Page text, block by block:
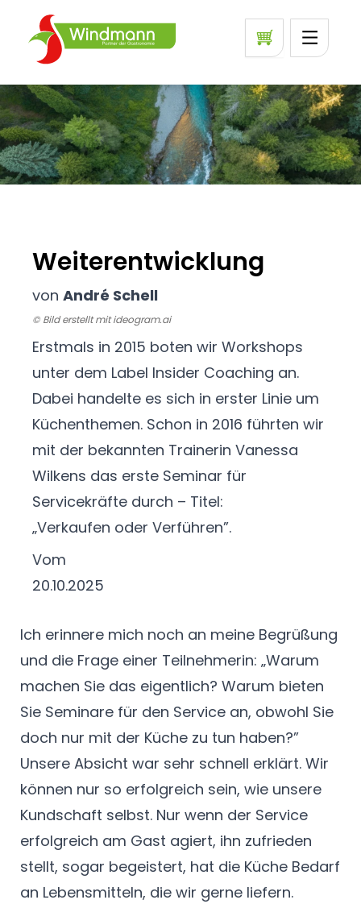
Weiterentwicklung
von André Schell
© Bild erstellt mit ideogram.ai
Erstmals in 2015 boten wir Workshops
unter dem Label Insider Coaching an.
Dabei handelte es sich in erster Linie um
Küchenthemen. Schon in 2016 führten wir
mit der bekannten Trainerin Vanessa
Wilkens das erste Seminar für
Servicekräfte durch – Titel:
„Verkaufen oder Verführen”.
Vom
20.10.2025
Ich erinnere mich noch an meine Begrüßung
und die Frage einer Teilnehmerin: „Warum
machen Sie das eigentlich? Warum bieten
Sie Seminare für den Service an, obwohl Sie
doch nur mit der Küche zu tun haben?”
Unsere Absicht war sehr schnell erklärt. Wir
können nur so erfolgreich sein, wie unsere
Kundschaft selbst. Nur wenn der Service
erfolgreich am Gast agiert, ihn zufrieden
stellt, sogar begeistert, hat die Küche Bedarf
an Lebensmitteln, die wir gerne liefern.